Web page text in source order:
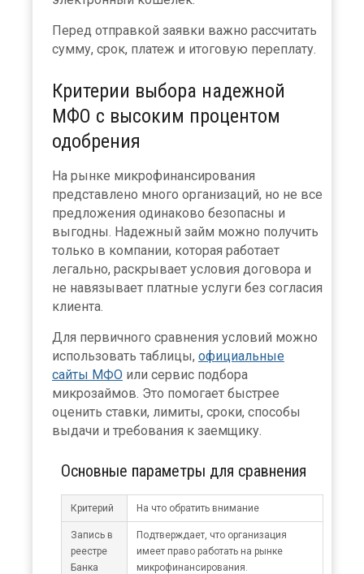
Перед отправкой заявки важно рассчитать
сумму, срок, платеж и итоговую переплату.
Критерии выбора надежной
МФО с высоким процентом
одобрения
На рынке микрофинансирования
представлено много организаций, но не все
предложения одинаково безопасны и
выгодны. Надежный займ можно получить
только в компании, которая работает
легально, раскрывает условия договора и
не навязывает платные услуги без согласия
клиента.
Для первичного сравнения условий можно
использовать таблицы, официальные
сайты МФО или сервис подбора
микрозаймов. Это помогает быстрее
оценить ставки, лимиты, сроки, способы
выдачи и требования к заемщику.
Основные параметры для сравнения
Критерий На что обратить внимание
Запись в
реестре
Банка
Подтверждает, что организация
имеет право работать на рынке
микрофинансирования.